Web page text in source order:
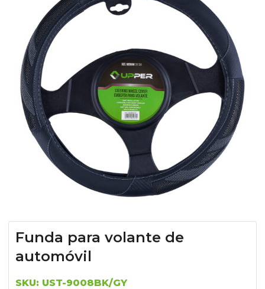
Funda para volante de
automóvil
SKU: UST-9008BK/GY